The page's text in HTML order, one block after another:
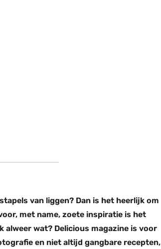
van liggen? Dan is het heerlijk om
met name, zoete inspiratie is het
alweer wat? Delicious magazine is voor
en niet altijd gangbare recepten,